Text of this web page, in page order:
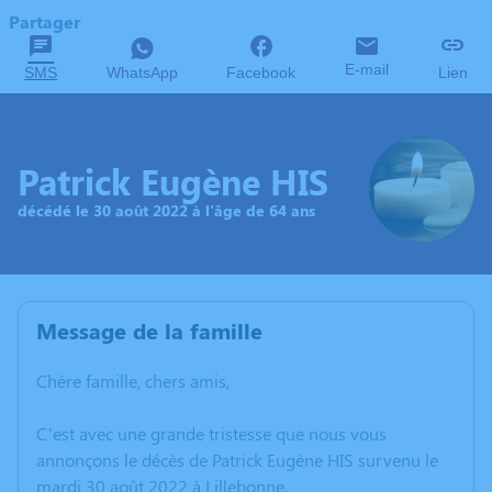
Partager
SMS WhatsApp Facebook E-mail Lien
Patrick Eugène HIS
décédé le 30 août 2022 à l'âge de 64 ans
Message de la famille
Chère famille, chers amis,
C’est avec une grande tristesse que nous vous
annonçons le décès de Patrick Eugène HIS survenu le
mardi 30 août 2022 à Lillebonne.